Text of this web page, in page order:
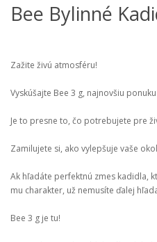
Bee Bylinné
Zažite živú atmosféru!
Vyskúšajte Bee 3 g, najnovšiu
Je to presne to, čo potrebujete pre
Zamilujete si, ako vylepšuje vaše
Ak hľadáte perfektnú zmes kadidla,
mu charakter, už nemusíte ďalej
Bee 3 g je tu!